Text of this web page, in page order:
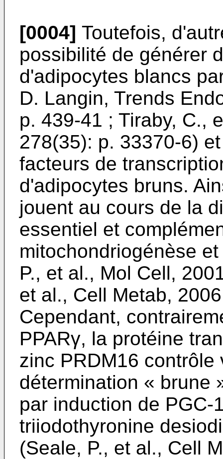
[0004] Toutefois,
possibilité de générer
d'adipocytes blancs
D. Langin, Trends
p. 439-41 ; Tiraby, C.,
278(35): p. 33370-6)
facteurs de
d'adipocytes bruns.
jouent au cours de la
essentiel et
mitochondriogénèse
P., et al., Mol Cell,
et al., Cell Metab,
Cependant,
PPARγ, la protéine
zinc PRDM16 contrôle
détermination « brune
par induction de PGC-
triiodothyronine
(Seale, P., et al., Cell